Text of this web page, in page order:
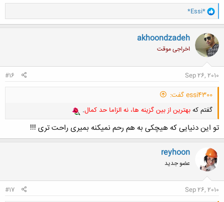
و
ا
ک
ن
ش
ه
ا
*Essi*
akhoondzadeh
اخراجی موقت
Sep 26, 2010
#16
essi4300 گفت:
گفتم کهبهترین از بین گزینه ها، نه الزاما حد کمال.
تو این دنیایی که هیچکی به هم رحم نمیکنه بمیری راحت تری !!!
reyhoon
عضو جدید
Sep 26, 2010
#17